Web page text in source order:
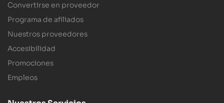
Convertirse en proveedor
Programa de afiliados
Nuestros proveedores
Accesibilidad
Promociones
Empleos